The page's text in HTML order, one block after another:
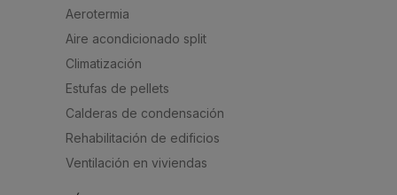
Aerotermia
Aire acondicionado split
Climatización
Estufas de pellets
Calderas de condensación
Rehabilitación de edificios
Ventilación en viviendas